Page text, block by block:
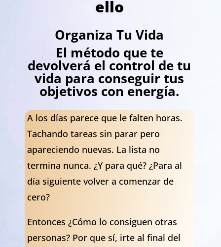
ello
Organiza Tu Vida
El método que te
devolverá el control de tu
vida para conseguir tus
objetivos con energía.
A los días parece que le falten horas.
Tachando tareas sin parar pero
apareciendo nuevas. La lista no
termina nunca. ¿Y para qué? ¿Para al
día siguiente volver a comenzar de
cero?
Entonces ¿Cómo lo consiguen otras
personas? Por que sí, irte al final del